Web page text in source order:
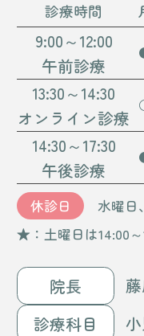
休診日
水曜日
★：土曜日は14:00～
診療時間
9:00～12:00
午前診療
13:30～14:30
オンライン診療
14:30～17:30
午後診療
院長
診療科目